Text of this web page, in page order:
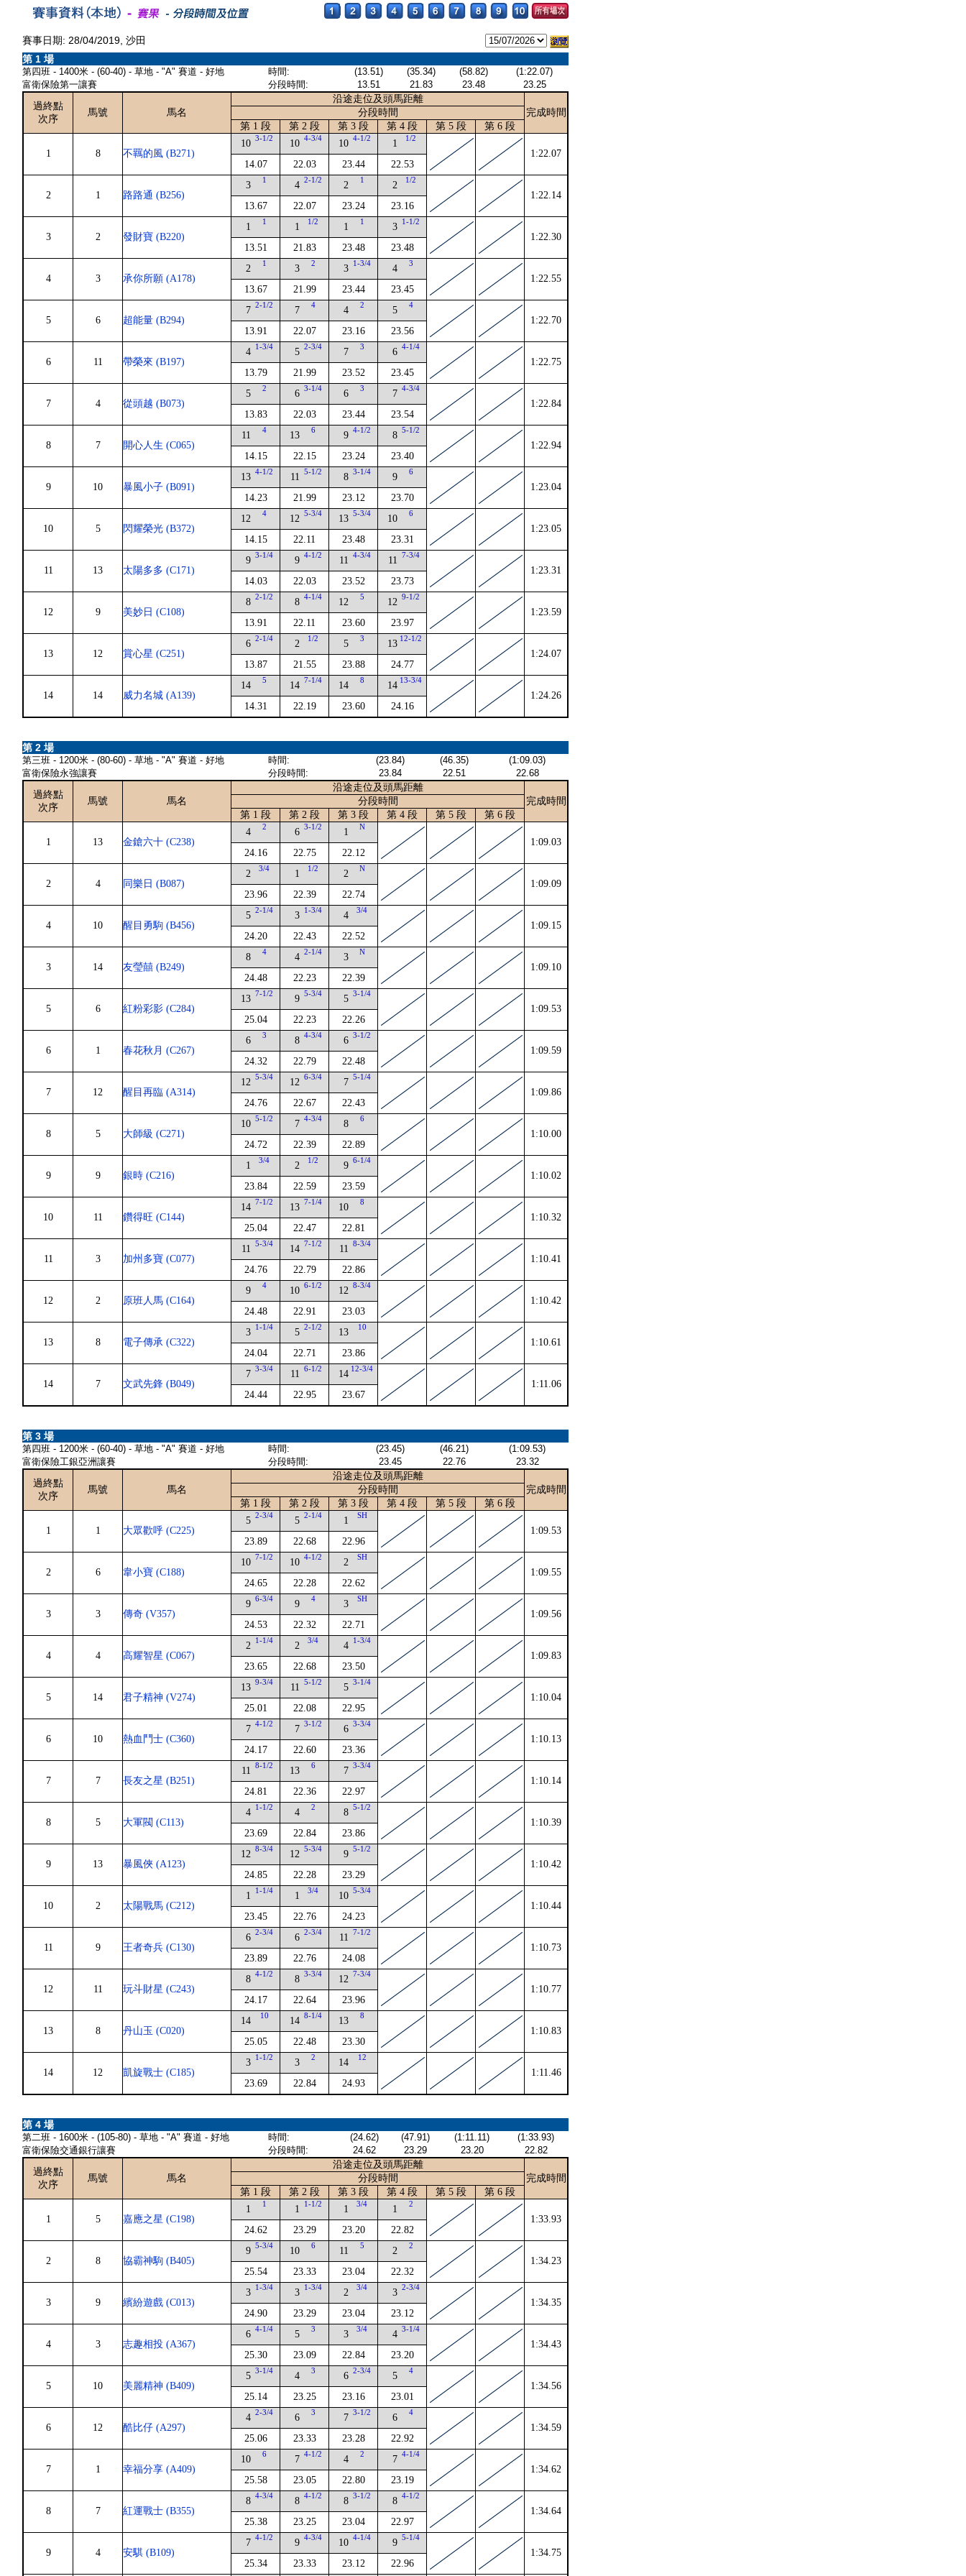
賽事日期: 28/04/2019, 沙田
第 1 場
第四班 - 1400米 - (60-40) - 草地 - "A" 賽道 - 好地
富衛保險第一讓賽
時間: (13.51) (35.34) (58.82)
(1:22.07)
分段時間:
13.51 21.83 23.48
23.25
過終點
次序
馬號 馬名
沿途走位及頭馬距離
完成時間
分段時間
第 1 段
第 2 段 第 3 段 第 4 段 第 5 段 第 6 段
1 8 不羈的風 (B271)
10 3-1/2
14.07
10 4-3/4
22.03
10 4-1/2
23.44
1 1/2
22.53
1:22.07
2 1 路路通 (B256)
3 1
13.67
4 2-1/2
22.07
2 1
23.24
2 1/2
23.16
1:22.14
3 2 發財寶 (B220)
1 1
13.51
1 1/2
21.83
1 1
23.48
3 1-1/2
23.48
1:22.30
4 3 承你所願 (A178)
2 1
13.67
3 2
21.99
3 1-3/4
23.44
4 3
23.45
1:22.55
5 6 超能量 (B294)
7 2-1/2
13.91
7 4
22.07
4 2
23.16
5 4
23.56
1:22.70
6 11 帶榮來 (B197)
4 1-3/4
13.79
5 2-3/4
21.99
7 3
23.52
6 4-1/4
23.45
1:22.75
7 4 從頭越 (B073)
5 2
13.83
6 3-1/4
22.03
6 3
23.44
7 4-3/4
23.54
1:22.84
8 7 開心人生 (C065)
11 4
14.15
13 6
22.15
9 4-1/2
23.24
8 5-1/2
23.40
1:22.94
9 10 暴風小子 (B091)
13 4-1/2
14.23
11 5-1/2
21.99
8 3-1/4
23.12
9 6
23.70
1:23.04
10 5 閃耀榮光 (B372)
12 4
14.15
12 5-3/4
22.11
13 5-3/4
23.48
10 6
23.31
1:23.05
11 13 太陽多多 (C171)
9 3-1/4
14.03
9 4-1/2
22.03
11 4-3/4
23.52
11 7-3/4
23.73
1:23.31
12 9 美妙日 (C108)
8 2-1/2
13.91
8 4-1/4
22.11
12 5
23.60
12 9-1/2
23.97
1:23.59
13 12 賞心星 (C251)
6 2-1/4
13.87
2 1/2
21.55
5 3
23.88
13 12-1/2
24.77
1:24.07
14 14 威力名城 (A139)
14 5
14.31
14 7-1/4
22.19
14 8
23.60
14 13-3/4
24.16
1:24.26
第 2 場
第三班 - 1200米 - (80-60) - 草地 - "A" 賽道 - 好地
富衛保險永強讓賽
時間: (23.84) (46.35)
(1:09.03)
分段時間:
23.84 22.51
22.68
過終點
次序
馬號 馬名
沿途走位及頭馬距離
完成時間
分段時間
第 1 段
第 2 段 第 3 段 第 4 段 第 5 段 第 6 段
1 13 金鎗六十 (C238)
4 2
24.16
6 3-1/2
22.75
1 N
22.12
1:09.03
2 4 同樂日 (B087)
2 3/4
23.96
1 1/2
22.39
2 N
22.74
1:09.09
4 10 醒目勇駒 (B456)
5 2-1/4
24.20
3 1-3/4
22.43
4 3/4
22.52
1:09.15
3 14 友瑩囍 (B249)
8 4
24.48
4 2-1/4
22.23
3 N
22.39
1:09.10
5 6 紅粉彩影 (C284)
13 7-1/2
25.04
9 5-3/4
22.23
5 3-1/4
22.26
1:09.53
6 1 春花秋月 (C267)
6 3
24.32
8 4-3/4
22.79
6 3-1/2
22.48
1:09.59
7 12 醒目再臨 (A314)
12 5-3/4
24.76
12 6-3/4
22.67
7 5-1/4
22.43
1:09.86
8 5 大師級 (C271)
10 5-1/2
24.72
7 4-3/4
22.39
8 6
22.89
1:10.00
9 9 銀時 (C216)
1 3/4
23.84
2 1/2
22.59
9 6-1/4
23.59
1:10.02
10 11 鑽得旺 (C144)
14 7-1/2
25.04
13 7-1/4
22.47
10 8
22.81
1:10.32
11 3 加州多寶 (C077)
11 5-3/4
24.76
14 7-1/2
22.79
11 8-3/4
22.86
1:10.41
12 2 原班人馬 (C164)
9 4
24.48
10 6-1/2
22.91
12 8-3/4
23.03
1:10.42
13 8 電子傳承 (C322)
3 1-1/4
24.04
5 2-1/2
22.71
13 10
23.86
1:10.61
14 7 文武先鋒 (B049)
7 3-3/4
24.44
11 6-1/2
22.95
14 12-3/4
23.67
1:11.06
第 3 場
第四班 - 1200米 - (60-40) - 草地 - "A" 賽道 - 好地
富衛保險工銀亞洲讓賽
時間: (23.45) (46.21)
(1:09.53)
分段時間:
23.45 22.76
23.32
過終點
次序
馬號 馬名
沿途走位及頭馬距離
完成時間
分段時間
第 1 段
第 2 段 第 3 段 第 4 段 第 5 段 第 6 段
1 1 大眾歡呼 (C225)
5 2-3/4
23.89
5 2-1/4
22.68
1 SH
22.96
1:09.53
2 6 韋小寶 (C188)
10 7-1/2
24.65
10 4-1/2
22.28
2 SH
22.62
1:09.55
3 3 傳奇 (V357)
9 6-3/4
24.53
9 4
22.32
3 SH
22.71
1:09.56
4 4 高耀智星 (C067)
2 1-1/4
23.65
2 3/4
22.68
4 1-3/4
23.50
1:09.83
5 14 君子精神 (V274)
13 9-3/4
25.01
11 5-1/2
22.08
5 3-1/4
22.95
1:10.04
6 10 熱血鬥士 (C360)
7 4-1/2
24.17
7 3-1/2
22.60
6 3-3/4
23.36
1:10.13
7 7 長友之星 (B251)
11 8-1/2
24.81
13 6
22.36
7 3-3/4
22.97
1:10.14
8 5 大軍閥 (C113)
4 1-1/2
23.69
4 2
22.84
8 5-1/2
23.86
1:10.39
9 13 暴風俠 (A123)
12 8-3/4
24.85
12 5-3/4
22.28
9 5-1/2
23.29
1:10.42
10 2 太陽戰馬 (C212)
1 1-1/4
23.45
1 3/4
22.76
10 5-3/4
24.23
1:10.44
11 9 王者奇兵 (C130)
6 2-3/4
23.89
6 2-3/4
22.76
11 7-1/2
24.08
1:10.73
12 11 玩斗財星 (C243)
8 4-1/2
24.17
8 3-3/4
22.64
12 7-3/4
23.96
1:10.77
13 8 丹山玉 (C020)
14 10
25.05
14 8-1/4
22.48
13 8
23.30
1:10.83
14 12 凱旋戰士 (C185)
3 1-1/2
23.69
3 2
22.84
14 12
24.93
1:11.46
第 4 場
第二班 - 1600米 - (105-80) - 草地 - "A" 賽道 - 好地
富衛保險交通銀行讓賽
時間: (24.62) (47.91) (1:11.11)
(1:33.93)
分段時間:
24.62 23.29 23.20
22.82
過終點
次序
馬號 馬名
沿途走位及頭馬距離
完成時間
分段時間
第 1 段
第 2 段 第 3 段 第 4 段 第 5 段 第 6 段
1 5 嘉應之星 (C198)
1 1
24.62
1 1-1/2
23.29
1 3/4
23.20
1 2
22.82
1:33.93
2 8 協霸神駒 (B405)
9 5-3/4
25.54
10 6
23.33
11 5
23.04
2 2
22.32
1:34.23
3 9 繽紛遊戲 (C013)
3 1-3/4
24.90
3 1-3/4
23.29
2 3/4
23.04
3 2-3/4
23.12
1:34.35
4 3 志趣相投 (A367)
6 4-1/4
25.30
5 3
23.09
3 3/4
22.84
4 3-1/4
23.20
1:34.43
5 10 美麗精神 (B409)
5 3-1/4
25.14
4 3
23.25
6 2-3/4
23.16
5 4
23.01
1:34.56
6 12 酷比仔 (A297)
4 2-3/4
25.06
6 3
23.33
7 3-1/2
23.28
6 4
22.92
1:34.59
7 1 幸福分享 (A409)
10 6
25.58
7 4-1/2
23.05
4 2
22.80
7 4-1/4
23.19
1:34.62
8 7 紅運戰士 (B355)
8 4-3/4
25.38
8 4-1/2
23.25
8 3-1/2
23.04
8 4-1/2
22.97
1:34.64
9 4 安騏 (B109)
7 4-1/2
25.34
9 4-3/4
23.33
10 4-1/4
23.12
9 5-1/4
22.96
1:34.75